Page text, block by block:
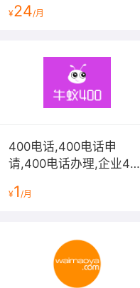
¥24/月
400电话,400电话申
请,400电话办理,企业400
号
¥1/月